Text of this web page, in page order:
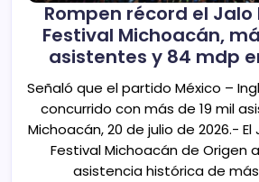
Rompen récord el Jalo
Festival Michoacán,
asistentes y 84 mdp
Señaló que el partido México –
concurrido con más de 19 mil
Michoacán, 20 de julio de 2026.-
Festival Michoacán de Origen
asistencia histórica de más